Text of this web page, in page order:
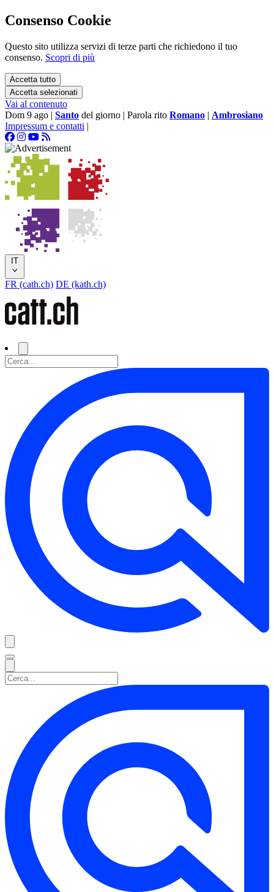
Consenso Cookie
Questo sito utilizza servizi di terze parti che richiedono il tuo
consenso. Scopri di più
Accetta tutto
Accetta selezionati
Vai al contenuto
Dom 9 ago | Santo del giorno | Parola rito Romano | Ambrosiano
Impressum e contatti |
IT
FR (cath.ch) DE (kath.ch)